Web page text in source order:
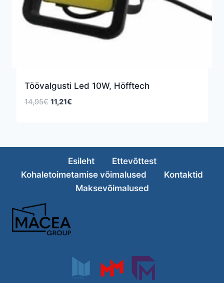
Töövalgusti Led 10W, Höfftech
14,95€ Algne
11,21€Praegune
Esileht
Ettevõttest
Kohaletoimetamise võimalused
Kontaktid
Maksevõimalused